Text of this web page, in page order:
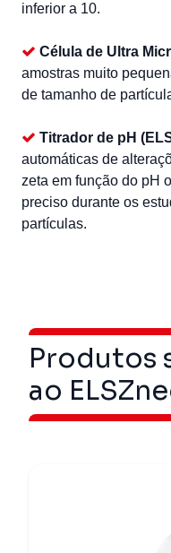
inferior a 10.
Célula de Ultra
amostras muito
de tamanho de
Titrador de pH
automáticas de
zeta em função do pH
preciso durante os
partículas.
Produtos
ao